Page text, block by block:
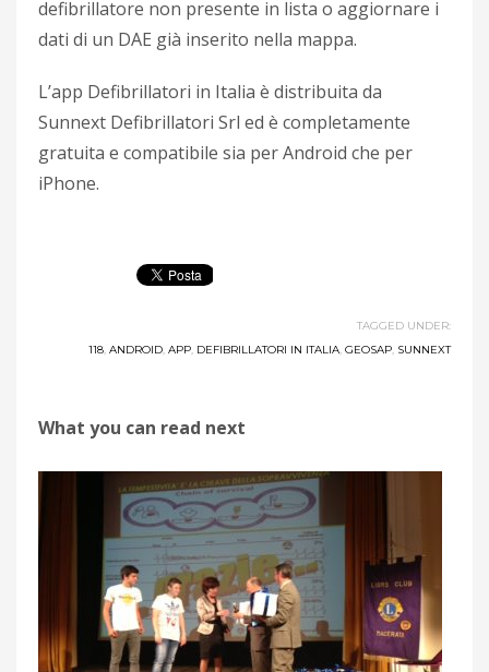
defibrillatore non presente in lista o aggiornare i
dati di un DAE già inserito nella mappa.
L’app Defibrillatori in Italia è distribuita da
Sunnext Defibrillatori Srl ed è completamente
gratuita e compatibile sia per Android che per
iPhone.
TAGGED UNDER:
118, ANDROID, APP, DEFIBRILLATORI IN ITALIA, GEOSAP, SUNNEXT
What you can read next